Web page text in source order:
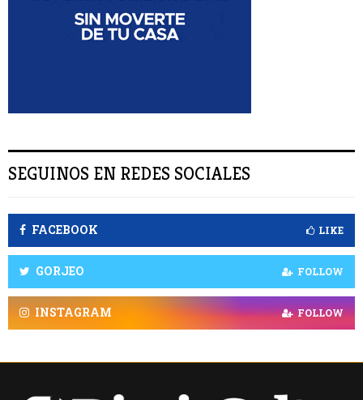
SEGUINOS EN REDES SOCIALES
FACEBOOK LIKE
GORJEO FOLLOW
INSTAGRAM FOLLOW